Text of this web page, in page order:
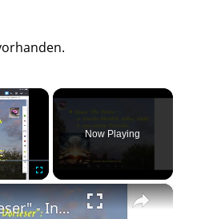
×
Now Playing
×
"Der Vorleser" - Inhalt, Aufbau, Zitate zum Roman; Interpretation wichtiger Stellen, z.B. "Liebe"